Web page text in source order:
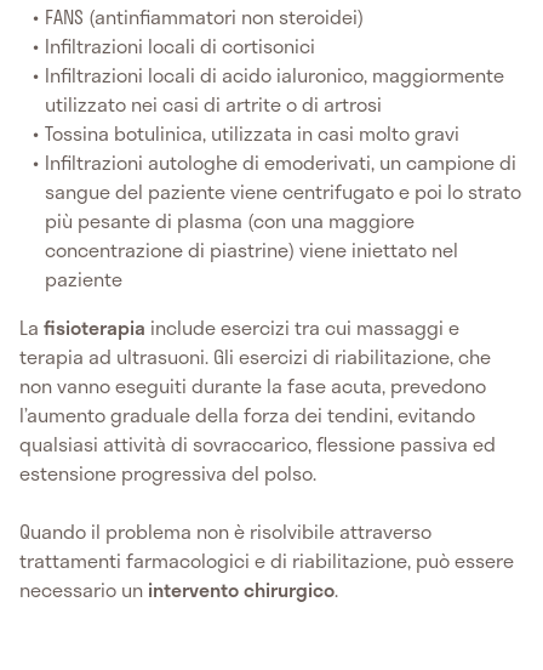
FANS (antinfiammatori non steroidei)
Infiltrazioni locali di cortisonici
Infiltrazioni locali di acido ialuronico, maggiormente
utilizzato nei casi di artrite o di artrosi
Tossina botulinica, utilizzata in casi molto gravi
Infiltrazioni autologhe di emoderivati, un campione di
sangue del paziente viene centrifugato e poi lo strato
più pesante di plasma (con una maggiore
concentrazione di piastrine) viene iniettato nel
paziente
La fisioterapia include esercizi tra cui massaggi e
terapia ad ultrasuoni. Gli esercizi di riabilitazione, che
non vanno eseguiti durante la fase acuta, prevedono
l’aumento graduale della forza dei tendini, evitando
qualsiasi attività di sovraccarico, flessione passiva ed
estensione progressiva del polso.
Quando il problema non è risolvibile attraverso
trattamenti farmacologici e di riabilitazione, può essere
necessario un interventochirurgico.